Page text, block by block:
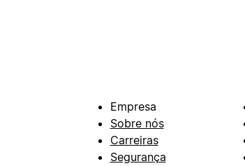
Empresa
Sobre nós
Carreiras
Segurança